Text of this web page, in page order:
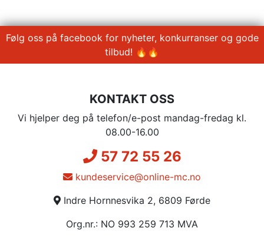
Følg oss på facebook for nyheter, konkurranser og gode
tilbud! 🔥🔥
KONTAKT OSS
Vi hjelper deg på telefon/e-post mandag-fredag kl.
08.00-16.00
57 72 55 26
kundeservice@online-mc.no
Indre Hornnesvika 2, 6809 Førde
Org.nr.: NO 993 259 713 MVA